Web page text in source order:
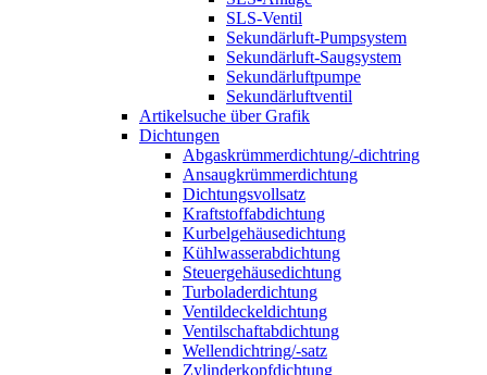
SLS-Ventil
Sekundärluft-Pumpsystem
Sekundärluft-Saugsystem
Sekundärluftpumpe
Sekundärluftventil
Artikelsuche über Grafik
Dichtungen
Abgaskrümmerdichtung/-dichtring
Ansaugkrümmerdichtung
Dichtungsvollsatz
Kraftstoffabdichtung
Kurbelgehäusedichtung
Kühlwasserabdichtung
Steuergehäusedichtung
Turboladerdichtung
Ventildeckeldichtung
Ventilschaftabdichtung
Wellendichtring/-satz
Zylinderkopfdichtung